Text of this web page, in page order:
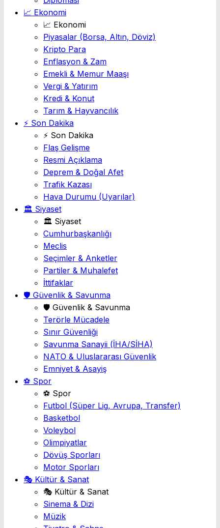
📈 Ekonomi
📈 Ekonomi
Piyasalar (Borsa, Altın, Döviz)
Kripto Para
Enflasyon & Zam
Emekli & Memur Maaşı
Vergi & Yatırım
Kredi & Konut
Tarım & Hayvancılık
⚡ Son Dakika
⚡ Son Dakika
Flaş Gelişme
Resmi Açıklama
Deprem & Doğal Afet
Trafik Kazası
Hava Durumu (Uyarılar)
🏛️ Siyaset
🏛️ Siyaset
Cumhurbaşkanlığı
Meclis
Seçimler & Anketler
Partiler & Muhalefet
İttifaklar
🛡️ Güvenlik & Savunma
🛡️ Güvenlik & Savunma
Terörle Mücadele
Sınır Güvenliği
Savunma Sanayii (İHA/SİHA)
NATO & Uluslararası Güvenlik
Emniyet & Asayiş
⚽ Spor
⚽ Spor
Futbol (Süper Lig, Avrupa, Transfer)
Basketbol
Voleybol
Olimpiyatlar
Dövüş Sporları
Motor Sporları
🎭 Kültür & Sanat
🎭 Kültür & Sanat
Sinema & Dizi
Müzik